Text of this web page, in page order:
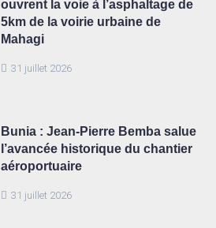
31 juillet 2026
ouvrent la voie à l’asphaltage de
5km de la voirie urbaine de
Mahagi
31 juillet 2026
Bunia : Jean-Pierre Bemba salue
l’avancée historique du chantier
aéroportuaire